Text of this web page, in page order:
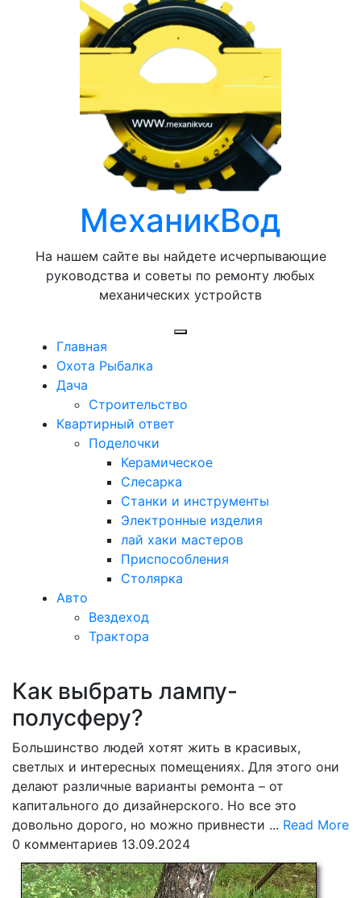
содержимому
МеханикВод
На нашем сайте вы найдете исчерпывающие
руководства и советы по ремонту любых
механических устройств
Главная
Охота Рыбалка
Дача
Строительство
Квартирный ответ
Поделочки
Керамическое
Слесарка
Станки и инструменты
Электронные изделия
лай хаки мастеров
Приспособления
Столярка
Авто
Вездеход
Трактора
меню
Как выбрать лампу-
полусферу?
Большинство людей хотят жить в красивых,
светлых и интересных помещениях. Для этого они
делают различные варианты ремонта – от
капитального до дизайнерского. Но все это
довольно дорого, но можно привнести ... Read More
0 комментариев 13.09.2024